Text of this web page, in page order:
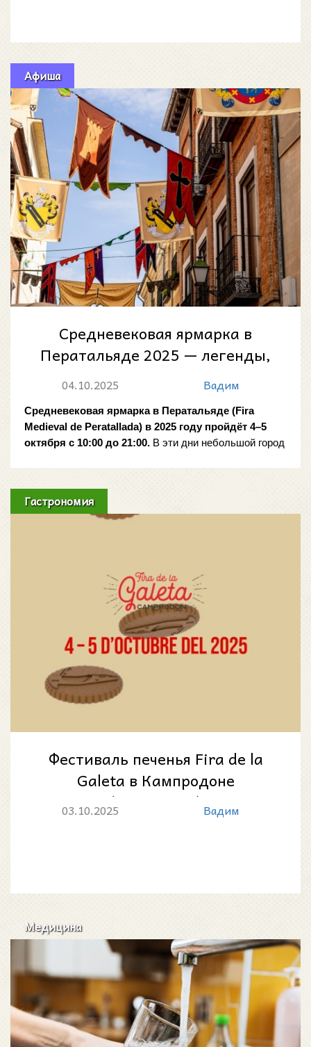
Афиша
Средневековая ярмарка в
Ператальяде 2025 — легенды,
ремёсла и веселье
04.10.2025 Вадим
Средневековая ярмарка в Ператальяде (Fira
Medieval de Peratallada) в 2025 году пройдёт 4–5
октября с 10:00 до 21:00. В эти дни небольшой город
рынком (mercado artesanal), уличными спектаклями,
музыкой и атмосферой праздника. Для
путешественников, которые думают, куда поехать в
Гастрономия
Фестиваль печенья Fira de la
Galeta в Кампродоне
(Каталония)
03.10.2025 Вадим
Медицина